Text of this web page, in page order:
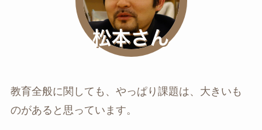
教育全般に関しても、やっぱり課題は、大きいも
のがあると思っています。